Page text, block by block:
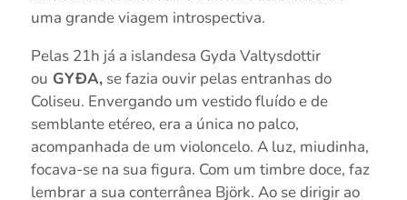
uma grande viagem introspectiva.
Pelas 21h já a islandesa Gyda Valtysdottir
ou GYÐA,se fazia ouvir pelas entranhas do
Coliseu. Envergando um vestido fluído e de
semblante etéreo, era a única no palco,
acompanhada de um violoncelo. A luz, miudinha,
focava-se na sua figura. Com um timbre doce, faz
lembrar a sua conterrânea Björk. Ao se dirigir ao